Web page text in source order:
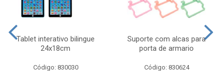
Tablet interativo bilingue
24x18cm
Código: 830030
Suporte com alcas para
porta de armario
Código: 830624